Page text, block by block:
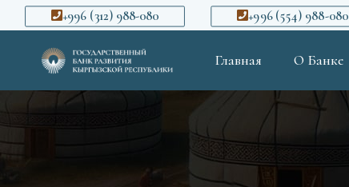
+996 (312) 988-080 +996 (554) 988-080
Главная О Банке